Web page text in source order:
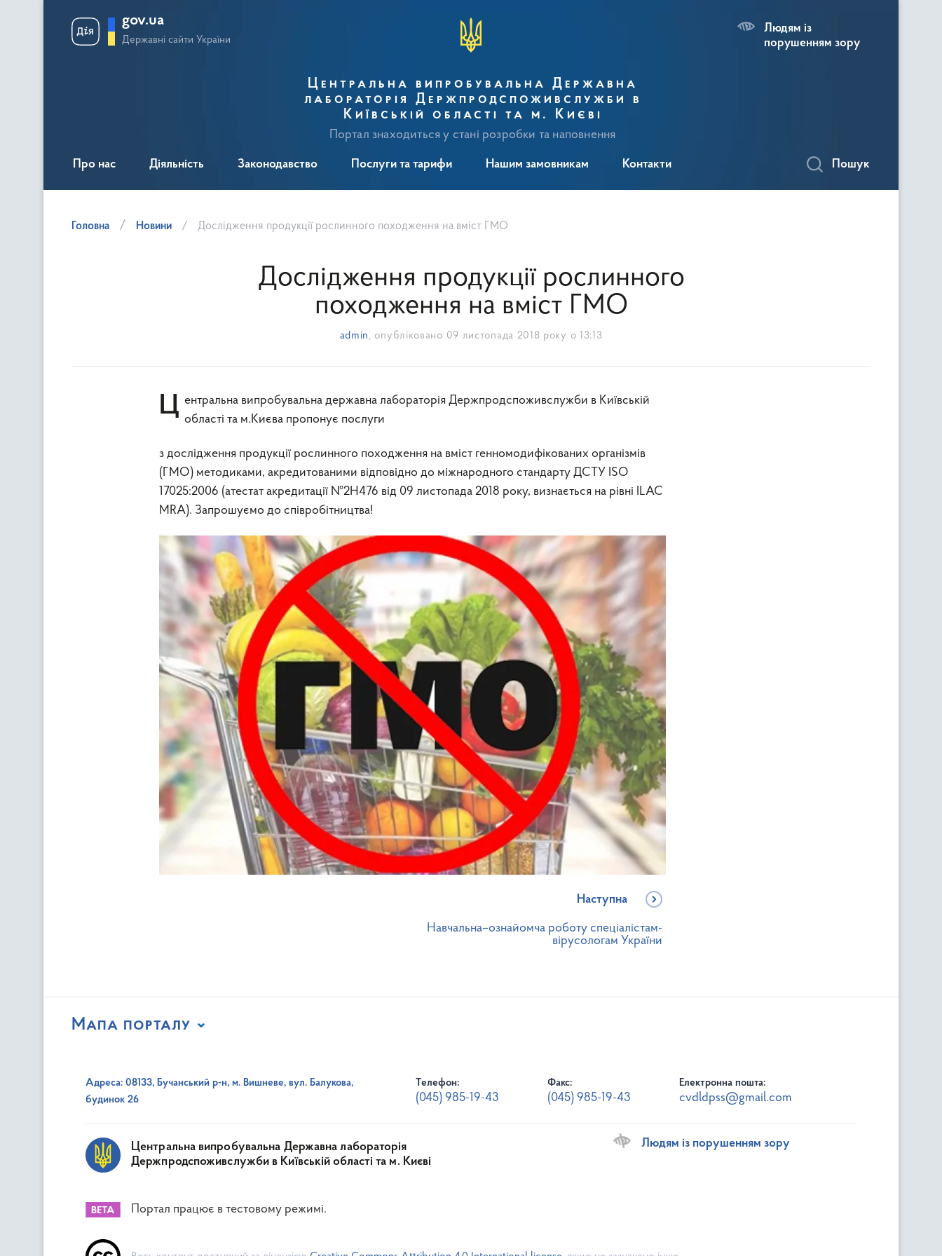
gov.ua
Державні сайти України
Центральна випробувальна Державна
лабораторія Держпродспоживслужби в
Київській області та м. Києві
Портал знаходиться у стані розробки та наповнення
Людям із
порушенням зору
Про нас Діяльність Законодавство Послуги та тарифи Нашим замовникам Контакти Пошук
Головна Новини Дослідження продукції рослинного походження на вміст ГМО
Дослідження продукції рослинного
походження на вміст ГМО
admin , опубліковано 09 листопада 2018 року о 13:13
Центральна випробувальна державна лабораторія Держпродспоживслужби в Київській області та м.Києва пропонує послуги
з дослідження продукції рослинного походження на вміст генномодифікованих організмів
(ГМО) методиками, акредитованими відповідно до міжнародного стандарту ДСТУ ISO
17025:2006 (атестат акредитації №2H476 від 09 листопада 2018 року, визнається на рівні ILAC
MRA). Запрошуємо до співробітництва!
Наступна
Навчальна–ознайомча роботу спеціалістам-
вірусологам України
Мапа порталу
Адреса: 08133, Бучанський р-н, м. Вишневе, вул. Балукова,
будинок 26
Телефон:
(045) 985-19-43
Факс:
(045) 985-19-43
Електронна пошта:
cvdldpss@gmail.com
Центральна випробувальна Державна лабораторія
Держпродспоживслужби в Київській області та м. Києві
Портал працює в тестовому режимі.
Людям із порушенням зору